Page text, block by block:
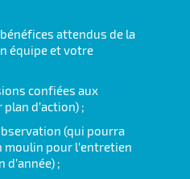
attendus de la
équipe et votre
confiées aux
d’action) ;
(qui pourra
moulin pour l’entretien
;